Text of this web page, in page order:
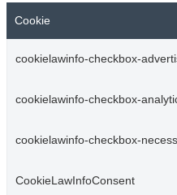
Cookie
cookielawinfo-checkbox-
cookielawinfo-checkbox-
cookielawinfo-checkbox-
CookieLawInfoConsent